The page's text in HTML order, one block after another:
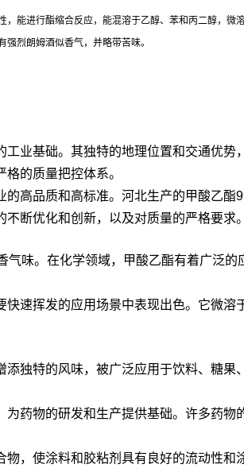
能进行酯缩合反应，能混溶于乙醇、苯和丙二醇，
烈朗姆酒似香气，并略带苦味。
业基础。其独特的地理位置和交通优
的质量把控体系。
高品质和高标准。河北生产的甲酸乙
断优化和创新，以及对质量的严格要求。
味。在化学领域，甲酸乙酯有着广泛
速挥发的应用场景中表现出色。它微
独特的风味，被广泛应用于饮料、糖
药物的研发和生产提供基础。许多药
，使涂料和胶粘剂具有良好的流动性